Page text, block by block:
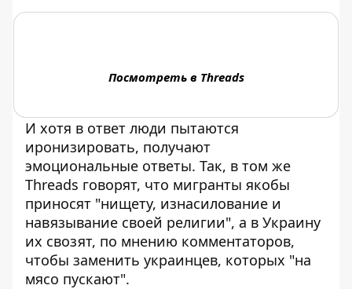
Посмотреть в Threads
И хотя в ответ люди пытаются
иронизировать, получают
эмоциональные ответы. Так, в том же
Threads говорят, что мигранты якобы
приносят "нищету, изнасилование и
навязывание своей религии", а в Украину
их свозят, по мнению комментаторов,
чтобы заменить украинцев, которых "на
мясо пускают".